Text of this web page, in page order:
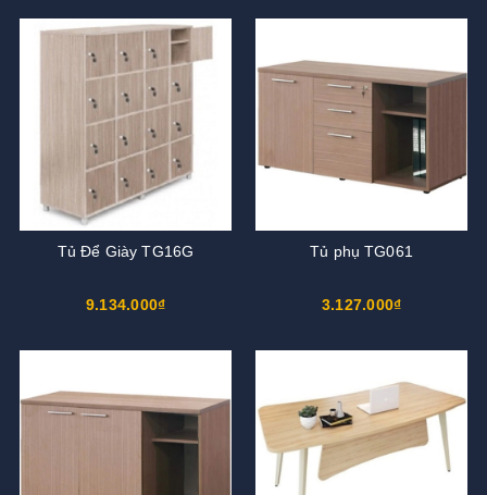
Tủ Để Giày TG16G
9.134.000₫
Tủ phụ TG061
3.127.000₫